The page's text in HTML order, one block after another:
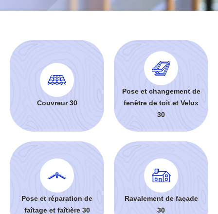
Couvreur 30
Pose et changement de
fenêtre de toit et Velux
30
Pose et réparation de
faîtage et faîtière 30
Ravalement de façade
30